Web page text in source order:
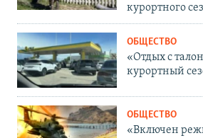
курортного
ОБЩЕСТВО
«Отдых с
курортный
ОБЩЕСТВО
«Включен